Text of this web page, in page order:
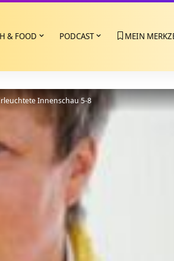
& FOOD PODCAST MEIN
Innenschau 5-8